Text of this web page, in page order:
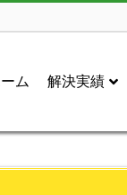
ム 解決実績